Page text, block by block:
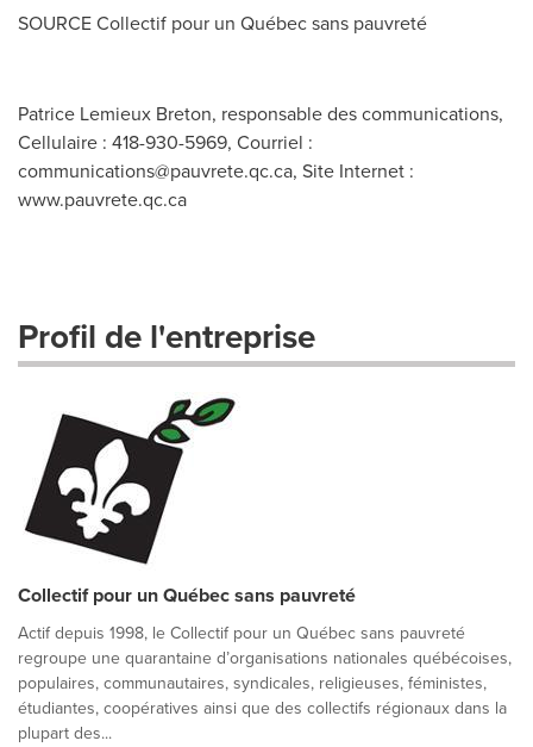
SOURCE Collectif pour un Québec sans pauvreté
Patrice Lemieux Breton, responsable des communications,
Cellulaire : 418-930-5969, Courriel :
communications@pauvrete.qc.ca, Site Internet :
www.pauvrete.qc.ca
Profil de l'entreprise
Collectif pour un Québec sans pauvreté
Actif depuis 1998, le Collectif pour un Québec sans pauvreté
regroupe une quarantaine d’organisations nationales québécoises,
populaires, communautaires, syndicales, religieuses, féministes,
étudiantes, coopératives ainsi que des collectifs régionaux dans la
plupart des...